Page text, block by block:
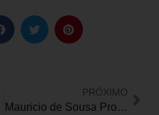
PRÓXIMO
Mauricio de Sousa Produções celebra Setembro Azul e lança livro em Libras